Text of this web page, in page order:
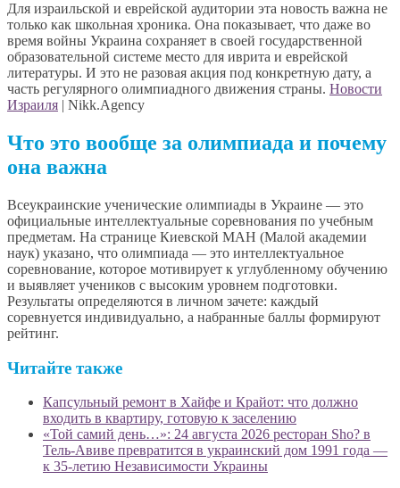
Для израильской и еврейской аудитории эта новость важна не
только как школьная хроника. Она показывает, что даже во
время войны Украина сохраняет в своей государственной
образовательной системе место для иврита и еврейской
литературы. И это не разовая акция под конкретную дату, а
часть регулярного олимпиадного движения страны. Новости
Израиля | Nikk.Agency
Что это вообще за олимпиада и почему
она важна
Всеукраинские ученические олимпиады в Украине — это
официальные интеллектуальные соревнования по учебным
предметам. На странице Киевской МАН (Малой академии
наук) указано, что олимпиада — это интеллектуальное
соревнование, которое мотивирует к углубленному обучению
и выявляет учеников с высоким уровнем подготовки.
Результаты определяются в личном зачете: каждый
соревнуется индивидуально, а набранные баллы формируют
рейтинг.
Читайте также
Капсульный ремонт в Хайфе и Крайот: что должно
входить в квартиру, готовую к заселению
«Той самий день…»: 24 августа 2026 ресторан Sho? в
Тель-Авиве превратится в украинский дом 1991 года —
к 35-летию Независимости Украины